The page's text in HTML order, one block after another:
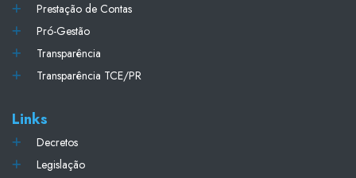
Prestação de Contas
Pró-Gestão
Transparência
Transparência TCE/PR
Links
Decretos
Legislação